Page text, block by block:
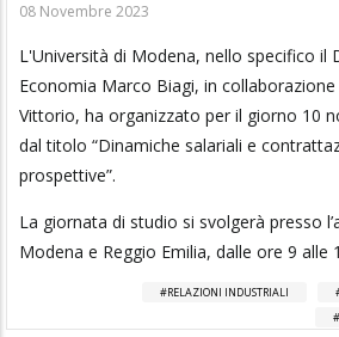
08 Novembre 2023
L'Università di Modena, nello specifico il
Economia Marco Biagi, in
Vittorio, ha organizzato per il giorno 10
dal titolo “Dinamiche salariali e
prospettive”.
La giornata di studio si svolgerà presso
Modena e Reggio Emilia, dalle ore 9 alle
RELAZIONI INDUSTRIALI